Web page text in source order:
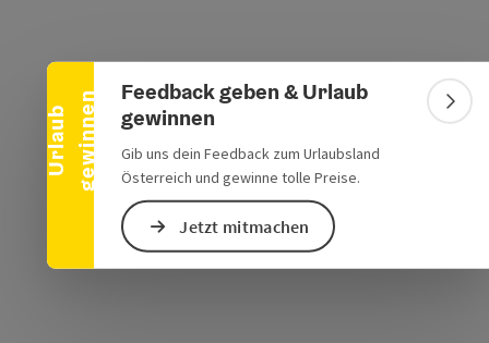
U
r
l
a
u
b
g
e
w
i
n
n
e n
Banner einklappen
Feedback geben & Urlaub
gewinnen
Gib uns dein Feedback zum Urlaubsland
Österreich und gewinne tolle Preise.
Jetzt mitmachen
öffnenöffnen